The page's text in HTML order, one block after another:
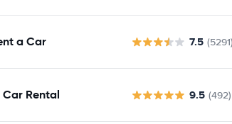
a Car 7.5 (5291)
Rental 9.5 (492)